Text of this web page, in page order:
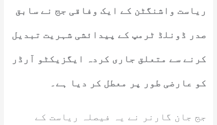
ریاست واشنگٹن کے ایک وفاقی جج نے سابق
صدر ڈونلڈ ٹرمپ کے پیدائشی شہریت تبدیل
کرنے سے متعلق جاری کردہ ایگزیکٹو آرڈر
کو عارضی طور پر معطل کر دیا ہے۔
جج جان گارنر نے یہ فیصلہ ریاست کے